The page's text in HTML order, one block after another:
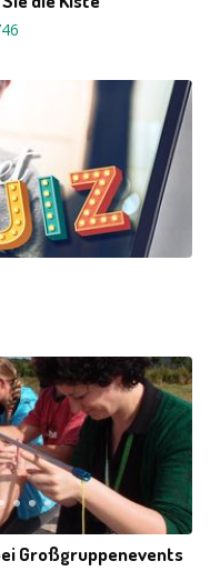
Großgruppenevents